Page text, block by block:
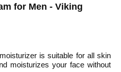
for Men - Viking
is suitable for all skin
moisturizes your face without